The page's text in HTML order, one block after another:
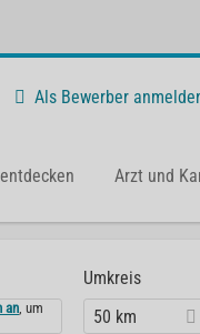
Als Bewerber
Arzt und
an, um
Umkreis
50 km